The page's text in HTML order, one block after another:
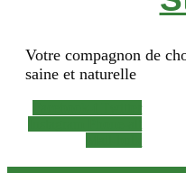
Votre compagnon de
saine et naturelle
Twitter